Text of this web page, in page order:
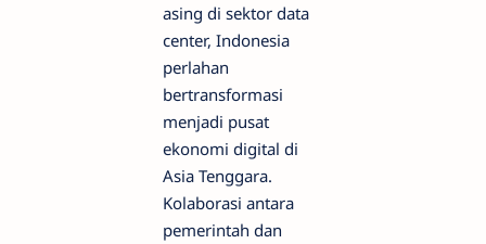
asing di sektor data
center, Indonesia
perlahan
bertransformasi
menjadi pusat
ekonomi digital di
Asia Tenggara.
Kolaborasi antara
pemerintah dan